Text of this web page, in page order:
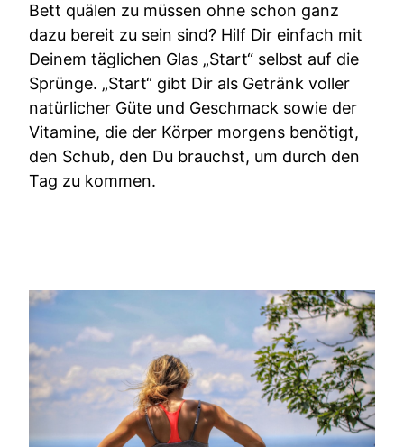
Bett quälen zu müssen ohne schon ganz
dazu bereit zu sein sind? Hilf Dir einfach mit
Deinem täglichen Glas „Start“ selbst auf die
Sprünge. „Start“ gibt Dir als Getränk voller
natürlicher Güte und Geschmack sowie der
Vitamine, die der Körper morgens benötigt,
den Schub, den Du brauchst, um durch den
Tag zu kommen.